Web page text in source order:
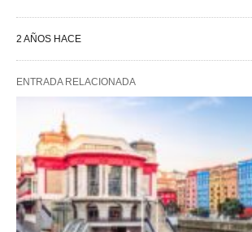
2 AÑOS HACE
ENTRADA RELACIONADA